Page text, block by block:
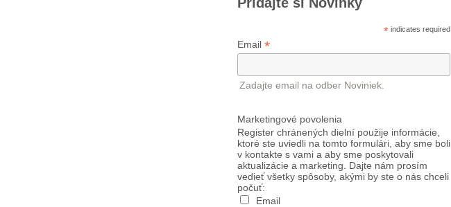
* indicates required
Email *
Zadajte email na odber Noviniek.
Marketingové povolenia
Register chránených dielní použije informácie,
ktoré ste uviedli na tomto formulári, aby sme boli
v kontakte s vami a aby sme poskytovali
aktualizácie a marketing. Dajte nám prosím
vedieť všetky spôsoby, akými by ste o nás chceli
počuť:
Email